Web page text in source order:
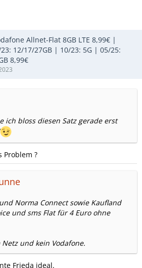
Allnet-Flat 8GB LTE 8,99€ |
12/17/27GB | 10/23: 5G | 05/25:
8,99€
ich bloss diesen Satz gerade erst
Problem ?
Norma Connect sowie Kaufland
und sms Flat für 4 Euro ohne
und kein Vodafone.
Frieda ideal.